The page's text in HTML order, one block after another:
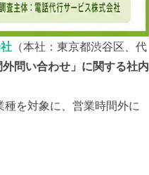
（本社：東京都渋谷区、代
問い合わせ」に関する社内
を対象に、営業時間外に